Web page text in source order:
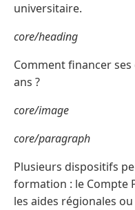
universitaire.
core/heading
Comment financer
ans ?
core/image
core/paragraph
Plusieurs dispositifs
formation : le Compte
les aides régionales